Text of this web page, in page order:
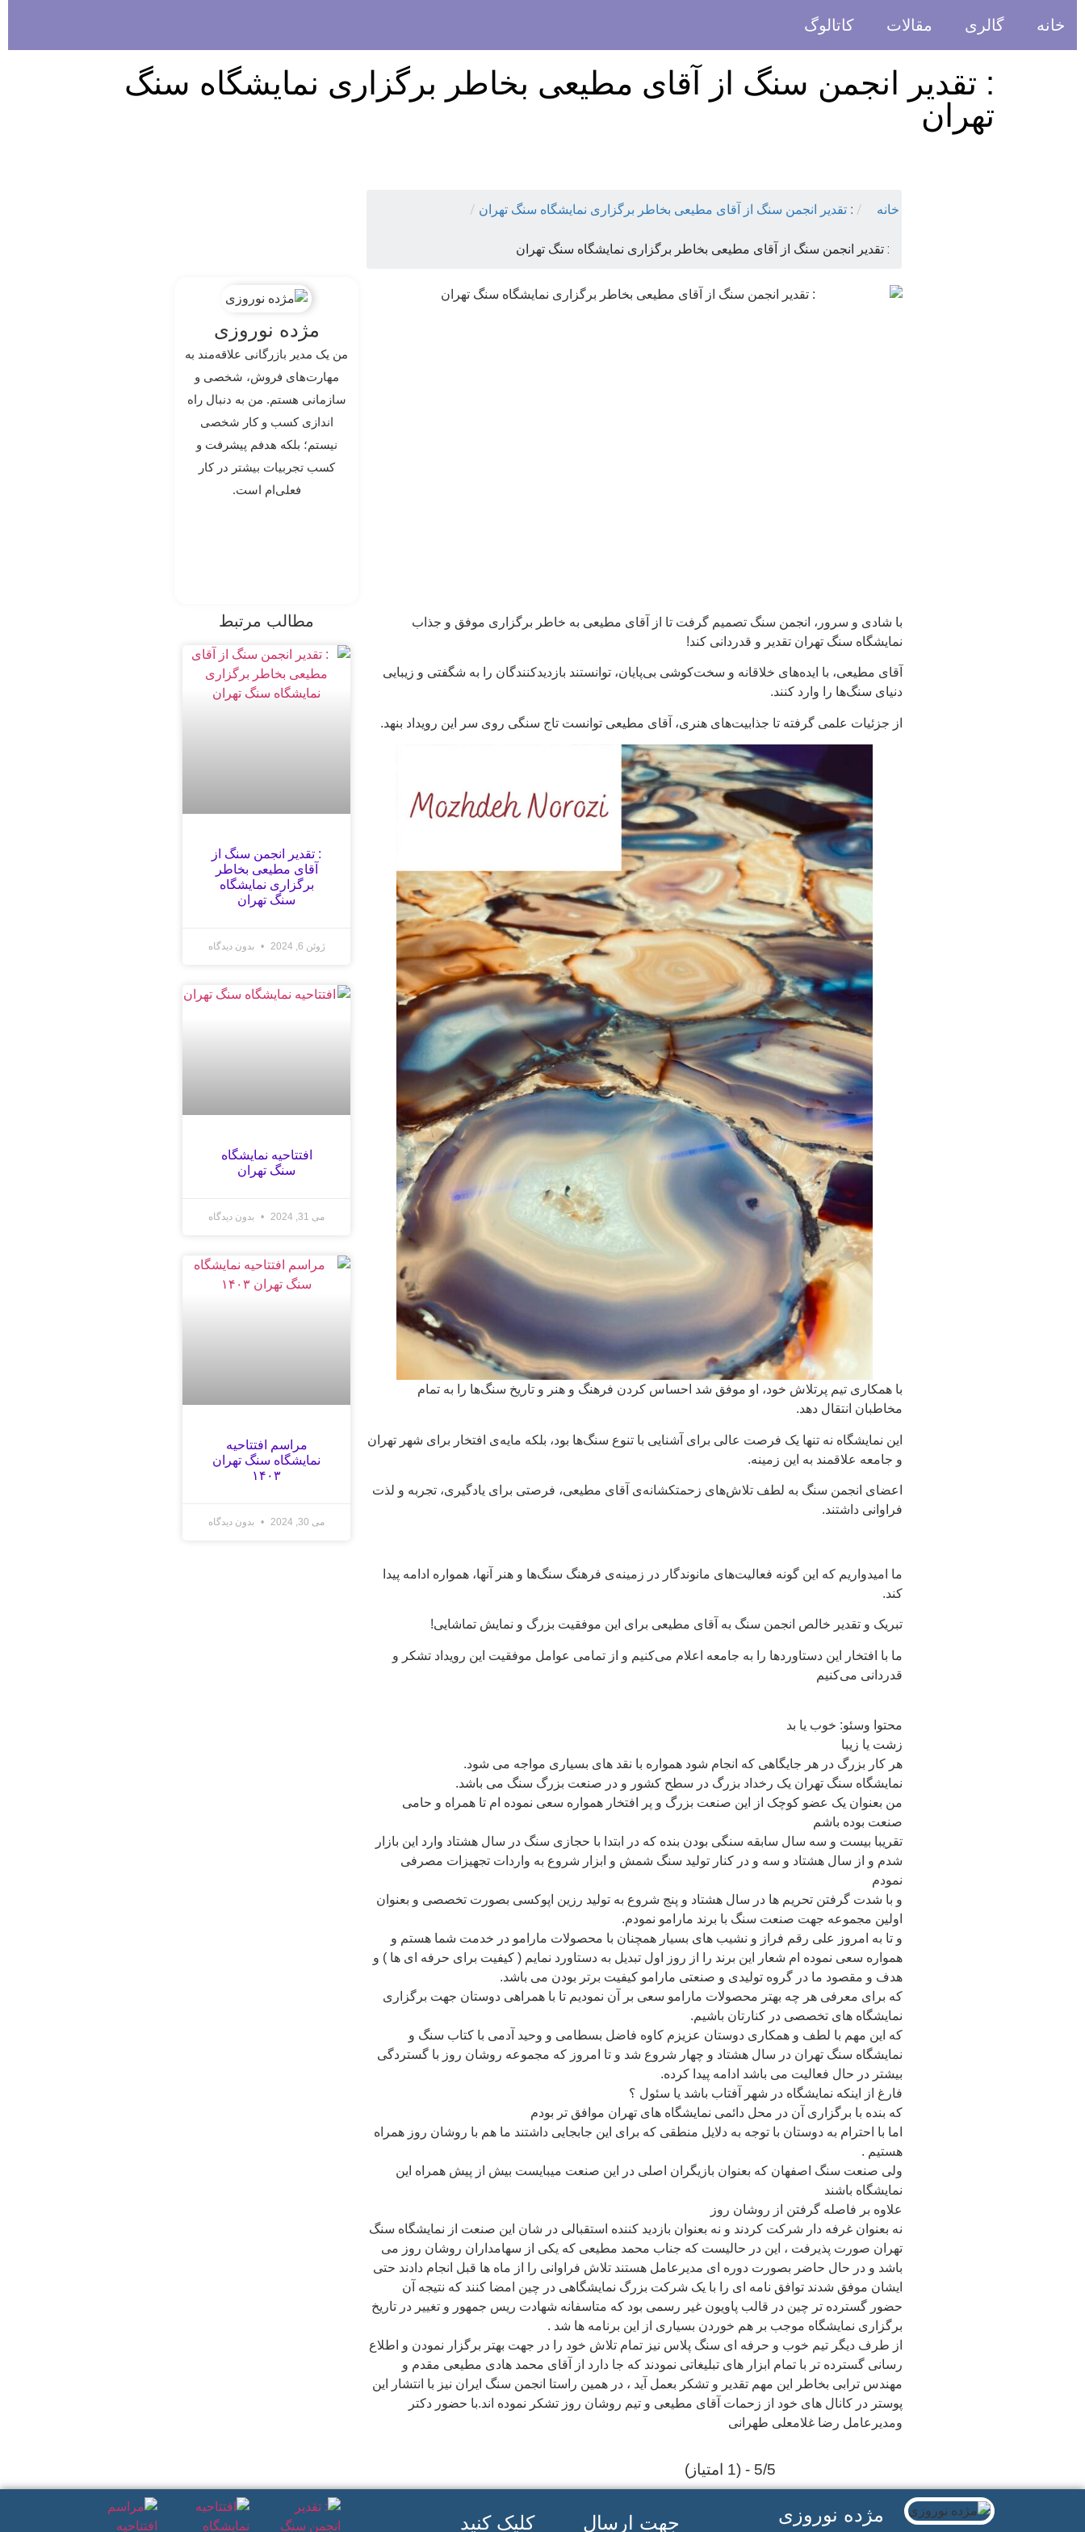
خانه گالری مقالات کاتالوگ
: تقدیر انجمن سنگ از آقای مطیعی بخاطر برگزاری نمایشگاه سنگ
تهران
خانه / : تقدیر انجمن سنگ از آقای مطیعی بخاطر برگزاری نمایشگاه سنگ تهران /
: تقدیر انجمن سنگ از آقای مطیعی بخاطر برگزاری نمایشگاه سنگ تهران
مژده نوروزی
من یک مدیر بازرگانی علاقه‌مند به
مهارت‌های فروش، شخصی و
سازمانی هستم. من به دنبال راه
اندازی کسب و کار شخصی
نیستم؛ بلکه هدفم پیشرفت و
کسب تجربیات بیشتر در کار
فعلی‌ام است.
با شادی و سرور، انجمن سنگ تصمیم گرفت تا از آقای مطیعی به خاطر برگزاری موفق و جذاب
نمایشگاه سنگ تهران تقدیر و قدردانی کند!
آقای مطیعی، با ایده‌های خلاقانه و سخت‌کوشی بی‌پایان، توانستند بازدیدکنندگان را به شگفتی و زیبایی
دنیای سنگ‌ها را وارد کنند.
از جزئیات علمی گرفته تا جذابیت‌های هنری، آقای مطیعی توانست تاج سنگی روی سر این رویداد بنهد.
با همکاری تیم پرتلاش خود، او موفق شد احساس کردن فرهنگ و هنر و تاریخ سنگ‌ها را به تمام
مخاطبان انتقال دهد.
این نمایشگاه نه تنها یک فرصت عالی برای آشنایی با تنوع سنگ‌ها بود، بلکه مایه‌ی افتخار برای شهر تهران
و جامعه علاقمند به این زمینه.
اعضای انجمن سنگ به لطف تلاش‌های زحمتکشانه‌ی آقای مطیعی، فرصتی برای یادگیری، تجربه و لذت
فراوانی داشتند.
ما امیدواریم که این گونه فعالیت‌های مانوندگار در زمینه‌ی فرهنگ سنگ‌ها و هنر آنها، همواره ادامه پیدا
کند.
تبریک و تقدیر خالص انجمن سنگ به آقای مطیعی برای این موفقیت بزرگ و نمایش تماشایی!
ما با افتخار این دستاوردها را به جامعه اعلام می‌کنیم و از تمامی عوامل موفقیت این رویداد تشکر و
قدردانی می‌کنیم
محتوا وسئو: خوب یا بد
زشت یا زیبا
هر کار بزرگ در هر جایگاهی که انجام شود همواره با نقد های بسیاری مواجه می شود.
نمایشگاه سنگ تهران یک رخداد بزرگ در سطح کشور و در صنعت بزرگ سنگ می باشد.
من بعنوان یک عضو کوچک از این صنعت بزرگ و پر افتخار همواره سعی نموده ام تا همراه و حامی
صنعت بوده باشم
تقریبا بیست و سه سال سابقه سنگی بودن بنده که در ابتدا با حجازی سنگ در سال هشتاد وارد این بازار
شدم و از سال هشتاد و سه و در کنار تولید سنگ شمش و ابزار شروع به واردات تجهیزات مصرفی
نمودم
و با شدت گرفتن تحریم ها در سال هشتاد و پنج شروع به تولید رزین اپوکسی بصورت تخصصی و بعنوان
اولین مجموعه جهت صنعت سنگ با برند مارامو نمودم.
و تا به امروز علی رقم فراز و نشیب های بسیار همچنان با محصولات مارامو در خدمت شما هستم و
همواره سعی نموده ام شعار این برند را از روز اول تبدیل به دستاورد نمایم ( کیفیت برای حرفه ای ها ) و
هدف و مقصود ما در گروه تولیدی و صنعتی مارامو کیفیت برتر بودن می باشد.
که برای معرفی هر چه بهتر محصولات مارامو سعی بر آن نمودیم تا با همراهی دوستان جهت برگزاری
نمایشگاه های تخصصی در کنارتان باشیم.
که این مهم با لطف و همکاری دوستان عزیزم کاوه فاضل بسطامی و وحید آدمی با کتاب سنگ و
نمایشگاه سنگ تهران در سال هشتاد و چهار شروع شد و تا امروز که مجموعه روشان روز با گستردگی
بیشتر در حال فعالیت می باشد ادامه پیدا کرده.
فارغ از اینکه نمایشگاه در شهر آفتاب باشد یا سئول ؟
که بنده با برگزاری آن در محل دائمی نمایشگاه های تهران موافق تر بودم
اما با احترام به دوستان با توجه به دلایل منطقی که برای این جابجایی داشتند ما هم با روشان روز همراه
هستیم .
ولی صنعت سنگ اصفهان که بعنوان بازیگران اصلی در این صنعت میبایست بیش از پیش همراه این
نمایشگاه باشند
علاوه بر فاصله گرفتن از روشان روز
نه بعنوان غرفه دار شرکت کردند و نه بعنوان بازدید کننده استقبالی در شان این صنعت از نمایشگاه سنگ
تهران صورت پذیرفت ، این در حالیست که جناب محمد مطیعی که یکی از سهامداران روشان روز می
باشد و در حال حاضر بصورت دوره ای مدیرعامل هستند تلاش فراوانی را از ماه ها قبل انجام دادند حتی
ایشان موفق شدند توافق نامه ای را با یک شرکت بزرگ نمایشگاهی در چین امضا کنند که نتیجه آن
حضور گسترده تر چین در قالب پاویون غیر رسمی بود که متاسفانه شهادت ریس جمهور و تغییر در تاریخ
برگزاری نمایشگاه موجب بر هم خوردن بسیاری از این برنامه ها شد .
از طرف دیگر تیم خوب و حرفه ای سنگ پلاس نیز تمام تلاش خود را در جهت بهتر برگزار نمودن و اطلاع
رسانی گسترده تر با تمام ابزار های تبلیغاتی نمودند که جا دارد از آقای محمد هادی مطیعی مقدم و
مهندس ترابی بخاطر این مهم تقدیر و تشکر بعمل آید ، در همین راستا انجمن سنگ ایران نیز با انتشار این
پوستر در کانال های خود از زحمات آقای مطیعی و تیم روشان روز تشکر نموده اند.با حضور دکتر
ومدیرعامل رضا غلامعلی طهرانی
5/5 - (1 امتیاز)
مطالب مرتبط
: تقدیر انجمن سنگ از
آقای مطیعی بخاطر
برگزاری نمایشگاه
سنگ تهران
ژوئن 6, 2024 بدون دیدگاه
افتتاحیه نمایشگاه
سنگ تهران
می 31, 2024 بدون دیدگاه
مراسم افتتاحیه
نمایشگاه سنگ تهران
۱۴۰۳
می 30, 2024 بدون دیدگاه
مژده نوروزی جهت ارسال کلیک کنید